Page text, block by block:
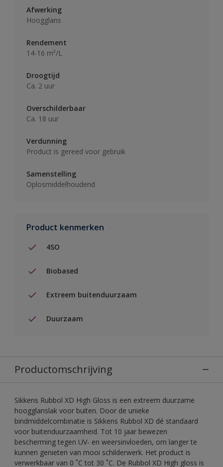
Afwerking
Hoogglans
Rendement
14-16 m²/L
Droogtijd
Ca. 2 uur
Overschilderbaar
Ca. 18 uur
Verdunning
Product is gereed voor gebruik
Samenstelling
Oplosmiddelhoudend
Product kenmerken
4SO
Biobased
Extreem buitenduurzaam
Duurzaam
Productomschrijving
Sikkens Rubbol XD High Gloss is een extreem duurzame
hoogglanslak voor buiten. Door de unieke
bindmiddelcombinatie is Sikkens Rubbol XD dé standaard
voor buitenduurzaamheid. Tot 10 jaar bewezen
bescherming tegen UV- en weersinvloeden, om langer te
kunnen genieten van mooi schilderwerk. Het product is
verwerkbaar van 0 ˚C tot 30 ˚C. De Rubbol XD High gloss is